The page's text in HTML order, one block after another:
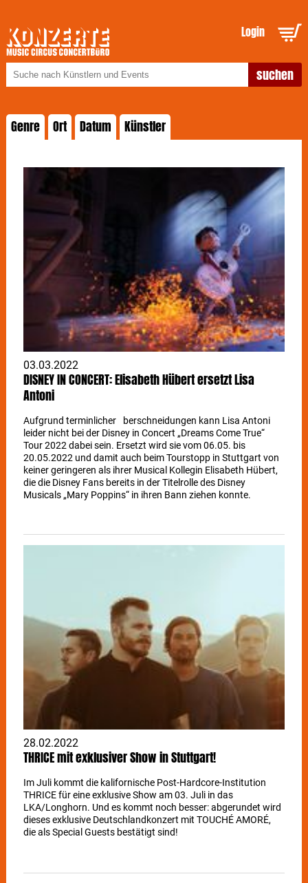
Login
Genre Ort Datum Künstler
03.03.2022
DISNEY IN CONCERT: Elisabeth Hübert ersetzt Lisa
Antoni
Aufgrund terminlicher berschneidungen kann Lisa Antoni
leider nicht bei der Disney in Concert „Dreams Come True“
Tour 2022 dabei sein. Ersetzt wird sie vom 06.05. bis
20.05.2022 und damit auch beim Tourstopp in Stuttgart von
keiner geringeren als ihrer Musical Kollegin Elisabeth Hübert,
die die Disney Fans bereits in der Titelrolle des Disney
Musicals „Mary Poppins“ in ihren Bann ziehen konnte.
28.02.2022
THRICE mit exklusiver Show in Stuttgart!
Im Juli kommt die kalifornische Post-Hardcore-Institution
THRICE für eine exklusive Show am 03. Juli in das
LKA/Longhorn. Und es kommt noch besser: abgerundet wird
dieses exklusive Deutschlandkonzert mit TOUCHÉ AMORÉ,
die als Special Guests bestätigt sind!